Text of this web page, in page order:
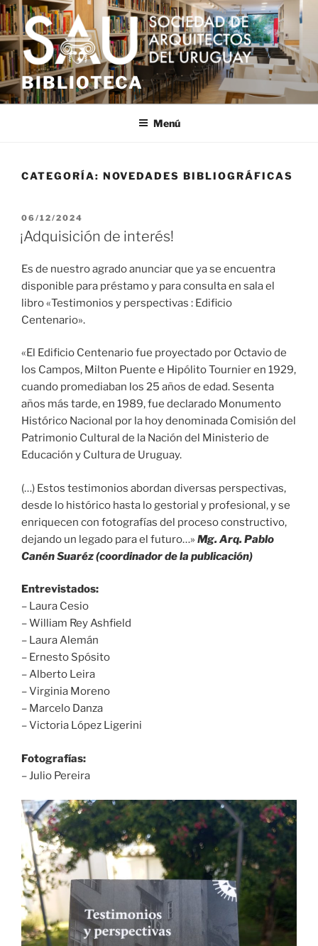
Saltar
al
contenido
BIBLIOTECA
Menú
CATEGORÍA: NOVEDADES BIBLIOGRÁFICAS
PUBLICADO
EL
06/12/2024
¡Adquisición de interés!
Es de nuestro agrado anunciar que ya se encuentra
disponible para préstamo y para consulta en sala el
libro «Testimonios y perspectivas : Edificio
Centenario».
«El Edificio Centenario fue proyectado por Octavio de
los Campos, Milton Puente e Hipólito Tournier en 1929,
cuando promediaban los 25 años de edad. Sesenta
años más tarde, en 1989, fue declarado Monumento
Histórico Nacional por la hoy denominada Comisión del
Patrimonio Cultural de la Nación del Ministerio de
Educación y Cultura de Uruguay.
(…) Estos testimonios abordan diversas perspectivas,
desde lo histórico hasta lo gestorial y profesional, y se
enriquecen con fotografías del proceso constructivo,
dejando un legado para el futuro…» Mg. Arq. Pablo
Canén Suaréz (coordinador de la publicación)
Entrevistados:
– Laura Cesio
– William Rey Ashfield
– Laura Alemán
– Ernesto Spósito
– Alberto Leira
– Virginia Moreno
– Marcelo Danza
– Victoria López Ligerini
Fotografías:
– Julio Pereira